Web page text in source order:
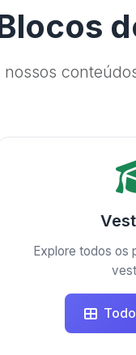
Explore todos os